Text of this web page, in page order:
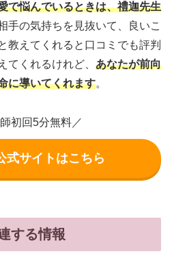
で悩んでいるときは、禮迦先生
手の気持ちを見抜いて、良いこ
教えてくれると口コミでも評判
てくれるけれど、 あなたが前向
に導いてくれます。
初回5分無料／
式サイトはこちら
する情報